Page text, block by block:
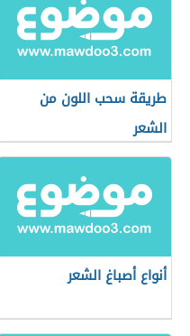
طريقة سحب اللون من
الشعر
أنواع أصباغ الشعر